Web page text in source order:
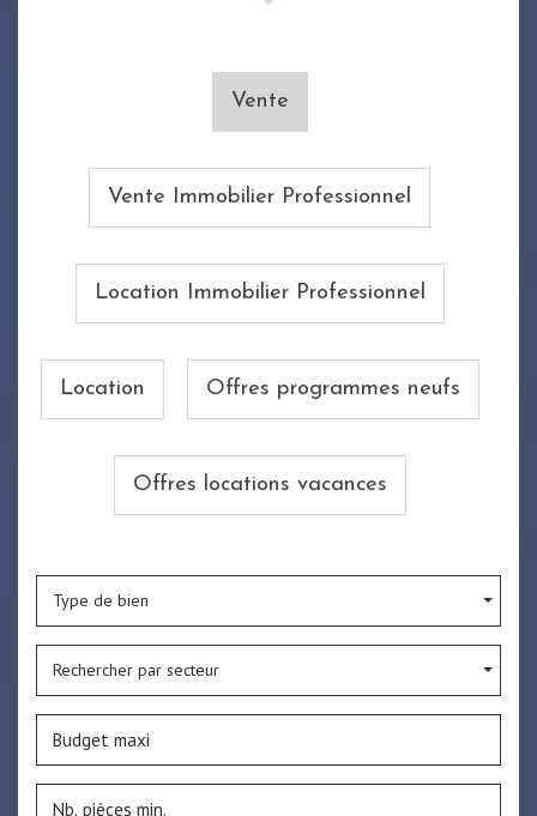
Vente
Vente Immobilier Professionnel
Location Immobilier Professionnel
Location Offres programmes neufs
Offres locations vacances
Type de bien
Rechercher par secteur